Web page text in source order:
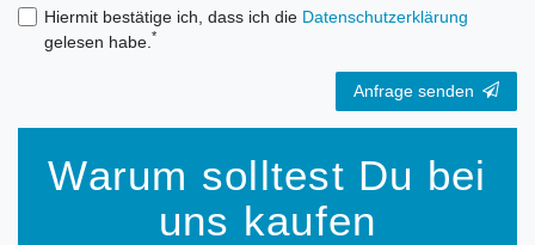
Hiermit bestätige ich, dass ich die Daten­schutz­erklärung
gelesen habe. *
Anfrage senden
Warum solltest Du bei
uns kaufen